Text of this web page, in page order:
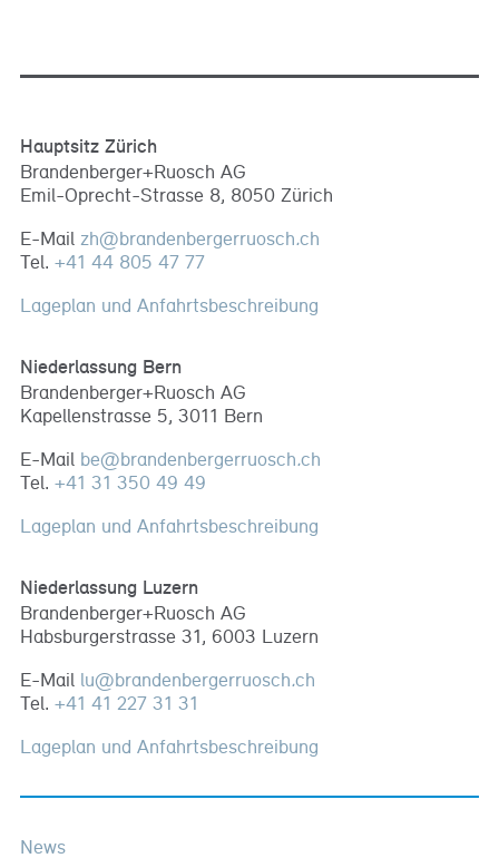
Hauptsitz Zürich
Brandenberger+Ruosch AG
Emil-Oprecht-Strasse 8, 8050 Zürich
E-Mail zh@brandenbergerruosch.ch
Tel. +41 44 805 47 77
Lageplan und Anfahrtsbeschreibung
Niederlassung Bern
Brandenberger+Ruosch AG
Kapellenstrasse 5, 3011 Bern
E-Mail be@brandenbergerruosch.ch
Tel. +41 31 350 49 49
Lageplan und Anfahrtsbeschreibung
Niederlassung Luzern
Brandenberger+Ruosch AG
Habsburgerstrasse 31, 6003 Luzern
E-Mail lu@brandenbergerruosch.ch
Tel. +41 41 227 31 31
Lageplan und Anfahrtsbeschreibung
News